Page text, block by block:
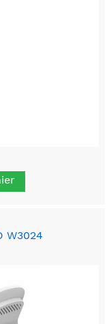
W3024